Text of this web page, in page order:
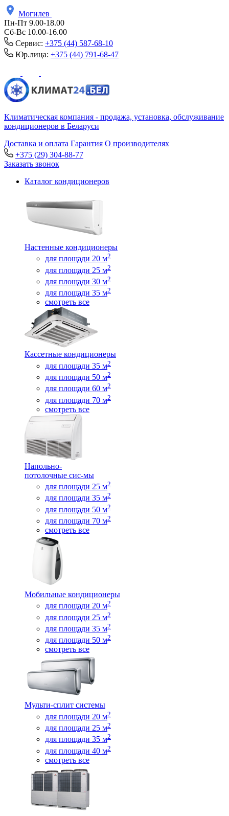
Могилев
Пн-Пт 9.00-18.00
Сб-Вс 10.00-16.00
Сервис: +375 (44) 587-68-10
Юр.лица: +375 (44) 791-68-47
Климатическая компания - продажа, установка, обслуживание
кондиционеров в Беларуси
Доставка и оплата Гарантия О производителях
+375 (29) 304-88-77
Заказать звонок
Каталог кондиционеров
Настенные кондиционеры
для площади 20 м2
для площади 25 м2
для площади 30 м2
для площади 35 м2
смотреть все
Кассетные кондиционеры
для площади 35 м2
для площади 50 м2
для площади 60 м2
для площади 70 м2
смотреть все
Напольно-
потолочные сис-мы
для площади 25 м2
для площади 35 м2
для площади 50 м2
для площади 70 м2
смотреть все
Мобильные кондиционеры
для площади 20 м2
для площади 25 м2
для площади 35 м2
для площади 50 м2
смотреть все
Мульти-сплит системы
для площади 20 м2
для площади 25 м2
для площади 35 м2
для площади 40 м2
смотреть все